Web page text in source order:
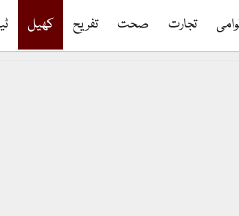
تجارت صحت تفریح کھیل